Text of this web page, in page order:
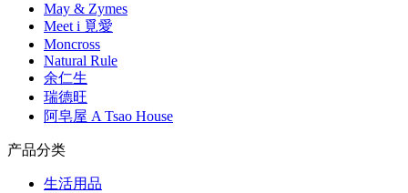
May & Zymes
Meet i 覓愛
Moncross
Natural Rule
余仁生
瑞德旺
阿皂屋 A Tsao House
产品分类
生活用品